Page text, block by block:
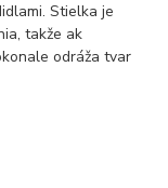
Stielka je
takže ak
odráža tvar